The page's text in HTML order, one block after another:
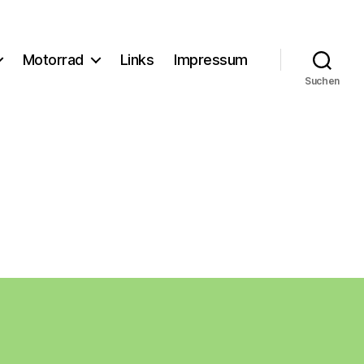
Motorrad Links Impressum
Suchen